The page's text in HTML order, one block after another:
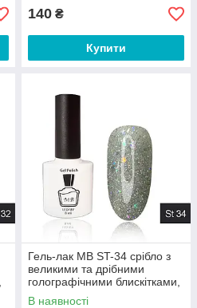
140 ₴
Купити
Гель-лак MB ST-34 срібло з
великими та дрібними
голографічними блискітками,
8 мл
В наявності